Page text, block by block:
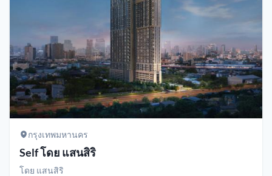
กรุงเทพมหานคร
Self โดย แสนสิริ
โดย แสนสิริ